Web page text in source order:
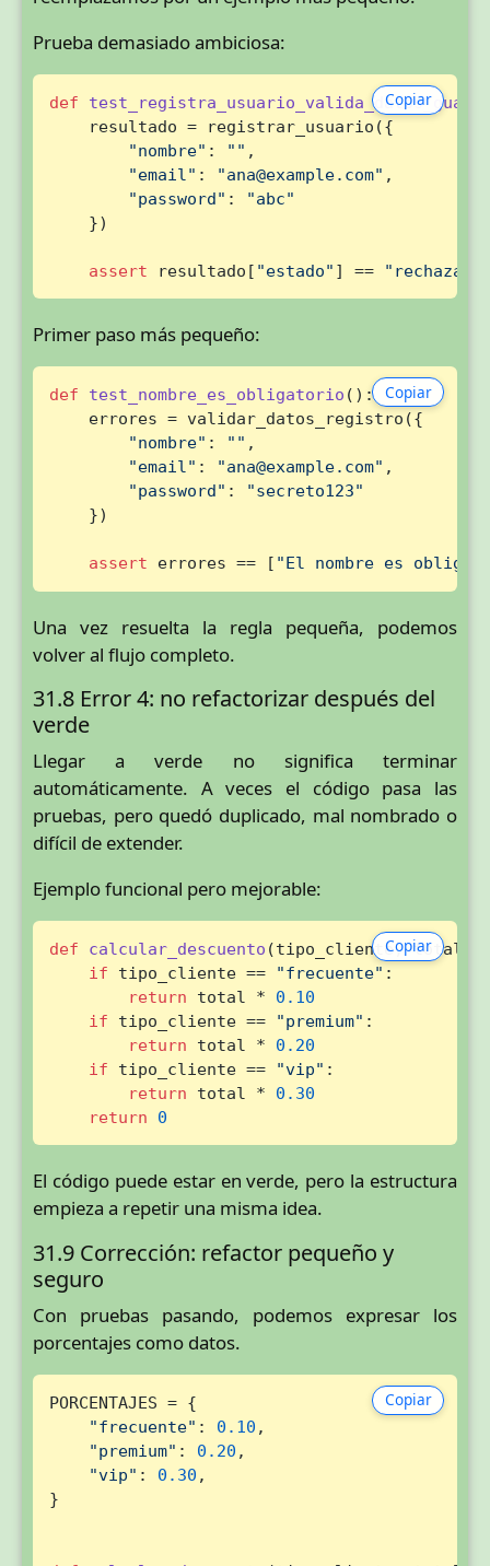
Prueba demasiado ambiciosa:
Copiar
def
    resultado = registrar_usuario({
"nombre" : "" ,
"email" : "ana@example.com" ,
"password" :
"abc"
    })
assert resultado[ "estado" ] ==
Primer paso más pequeño:
Copiar
def test_nombre_es_obligatorio ():
    errores = validar_datos_registro({
"nombre" : "" ,
"email" : "ana@example.com" ,
"password" :
"secreto123"
    })
assert errores == [ "El nombre es
Una vez resuelta la regla pequeña, podemos
volver al flujo completo.
31.8 Error 4: no refactorizar después del
verde
Llegar a verde no significa terminar
automáticamente. A veces el código pasa las
pruebas, pero quedó duplicado, mal nombrado o
difícil de extender.
Ejemplo funcional pero mejorable:
Copiar
def calcular_descuento (tipo_cliente, total
if tipo_cliente == "frecuente" :
return total * 0.10
if tipo_cliente == "premium" :
return total * 0.20
if tipo_cliente == "vip" :
return total * 0.30
return
0
El código puede estar en verde, pero la estructura
empieza a repetir una misma idea.
31.9 Corrección: refactor pequeño y
seguro
Con pruebas pasando, podemos expresar los
porcentajes como datos.
Copiar
PORCENTAJES = {
"frecuente" : 0.10 ,
"premium" : 0.20 ,
"vip" : 0.30 ,
}